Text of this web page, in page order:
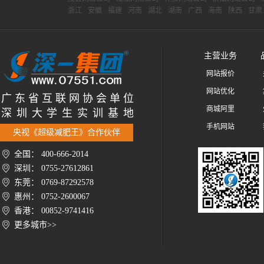
浙江
安徽 福建 河南 湖北 湖南 广西 海南 陕西 甘肃
广 东 省 互 联 网 协 会 单 位
深 圳 大 学 生 实 训 基 地
央视《超级减肥王》合作伙伴
全国： 400-666-2014
深圳： 0755-27612861
东莞： 0769-87292578
惠州： 0752-2600067
香港： 00852-9741416
更多城市>>
主营业务
网站报价
网站优化
商城阿里
手机网站